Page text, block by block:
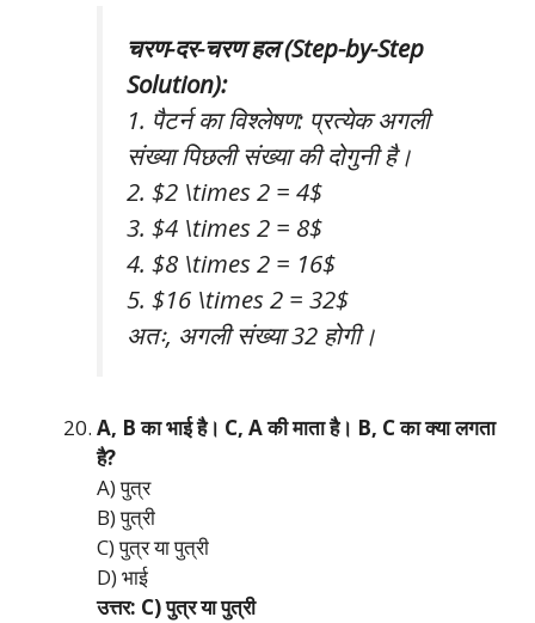
चरण-दर-चरण हल (Step-by-Step
Solution):
1. पैटर्न का विश्लेषण: प्रत्येक अगली
संख्या पिछली संख्या की दोगुनी है।
2. $2 \times 2 = 4$
3. $4 \times 2 = 8$
4. $8 \times 2 = 16$
5. $16 \times 2 = 32$
अतः, अगली संख्या 32 होगी।
A, B का भाई है। C, A की माता है। B, C का क्या लगता
है?
A) पुत्र
B) पुत्री
C) पुत्र या पुत्री
D) भाई
उत्तर: C) पुत्र या पुत्री